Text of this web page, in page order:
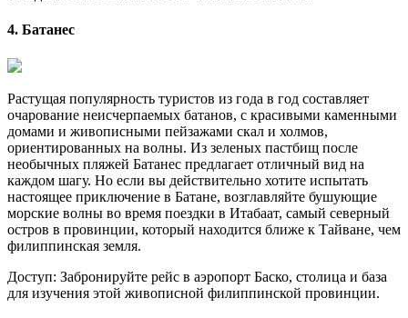
4. Батанес
Растущая популярность туристов из года в год составляет
очарование неисчерпаемых батанов, с красивыми каменными
домами и живописными пейзажами скал и холмов,
ориентированных на волны. Из зеленых пастбищ после
необычных пляжей Батанес предлагает отличный вид на
каждом шагу. Но если вы действительно хотите испытать
настоящее приключение в Батане, возглавляйте бушующие
морские волны во время поездки в Итабаат, самый северный
остров в провинции, который находится ближе к Тайване, чем
филиппинская земля.
Доступ: Забронируйте рейс в аэропорт Баско, столица и база
для изучения этой живописной филиппинской провинции.